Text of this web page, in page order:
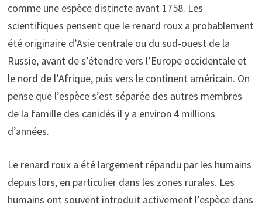
comme une espèce distincte avant 1758. Les
scientifiques pensent que le renard roux a probablement
été originaire d’Asie centrale ou du sud-ouest de la
Russie, avant de s’étendre vers l’Europe occidentale et
le nord de l’Afrique, puis vers le continent américain. On
pense que l’espèce s’est séparée des autres membres
de la famille des canidés il y a environ 4 millions
d’années.
Le renard roux a été largement répandu par les humains
depuis lors, en particulier dans les zones rurales. Les
humains ont souvent introduit activement l’espèce dans